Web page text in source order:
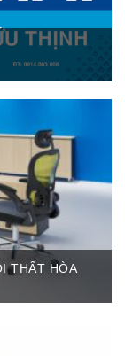
và cung cấp
phòng, tủ hồ
Nội thất The
THẤT HÒA
thương hiệu Nội